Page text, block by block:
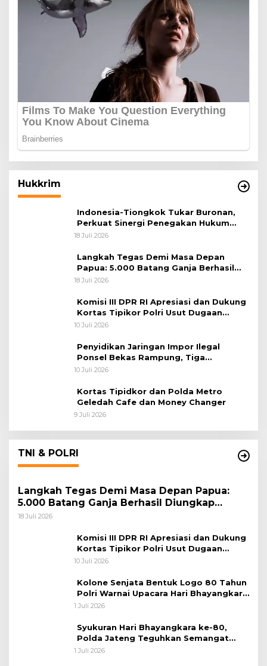
Hukkrim
Indonesia-Tiongkok Tukar Buronan,
Perkuat Sinergi Penegakan Hukum
Lintas Negara
18 Juli 2026
Langkah Tegas Demi Masa Depan
Papua: 5.000 Batang Ganja Berhasil
Diungkap Koops TNI Habema
18 Juli 2026
Komisi III DPR RI Apresiasi dan Dukung
Kortas Tipikor Polri Usut Dugaan
Korupsi Batu Bara
10 Juli 2026
Penyidikan Jaringan Impor Ilegal
Ponsel Bekas Rampung, Tiga
Tersangka Sudah P-21 dan Satu Buron
10 Juli 2026
Kortas Tipidkor dan Polda Metro
Geledah Cafe dan Money Changer
9 Juli 2026
TNI & POLRI
Langkah Tegas Demi Masa Depan Papua:
5.000 Batang Ganja Berhasil Diungkap
Koops TNI Habema
18 Juli 2026
Komisi III DPR RI Apresiasi dan Dukung
Kortas Tipikor Polri Usut Dugaan
Korupsi Batu Bara
10 Juli 2026
Kolone Senjata Bentuk Logo 80 Tahun
Polri Warnai Upacara Hari Bhayangkara
ke-80
1 Juli 2026
Syukuran Hari Bhayangkara ke-80,
Polda Jateng Teguhkan Semangat
Pengabdian dan Pererat Kebersamaan
1 Juli 2026